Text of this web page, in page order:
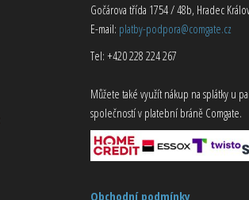
Gočárova třída 1754 / 48b, Hradec
E-mail: platby-podpora@comgate.cz
Tel: +420 228 224 267
Můžete také využít nákup na splátky u
společností v platební bráně Comgate.
Obchodní podmínky